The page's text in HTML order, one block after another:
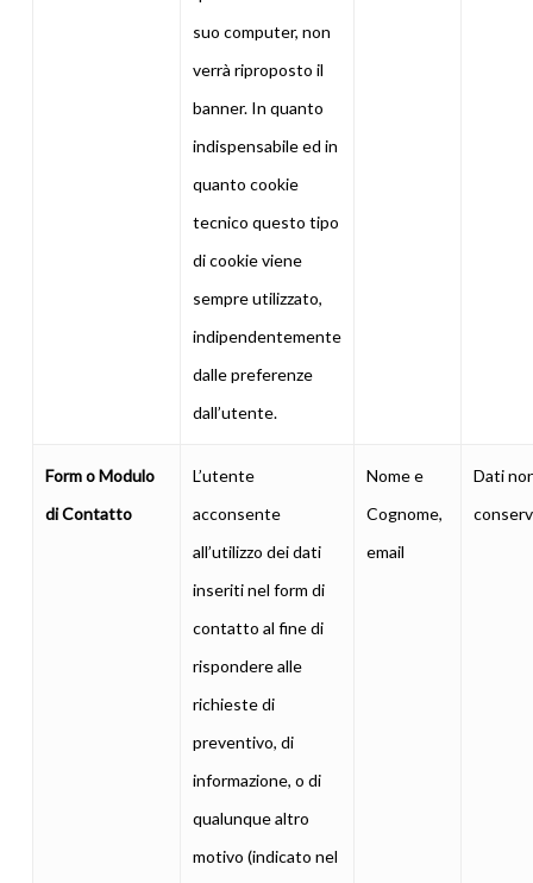
suo computer, non
verrà riproposto il
banner. In quanto
indispensabile ed in
quanto cookie
tecnico questo tipo
di cookie viene
sempre utilizzato,
indipendentemente
dalle preferenze
dall’utente.
Form o Modulo
di Contatto
L’utente
acconsente
all’utilizzo dei dati
inseriti nel form di
contatto al fine di
rispondere alle
richieste di
preventivo, di
informazione, o di
qualunque altro
motivo (indicato nel
Nome e
Cognome,
email
Dati